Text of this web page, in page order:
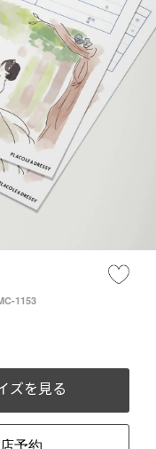
1153
ズを見る